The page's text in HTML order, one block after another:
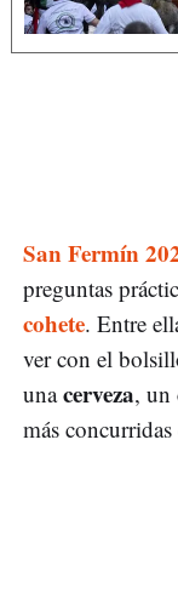
San Fermín
preguntas
cohete. Entre
ver con el
unacerveza, un
más